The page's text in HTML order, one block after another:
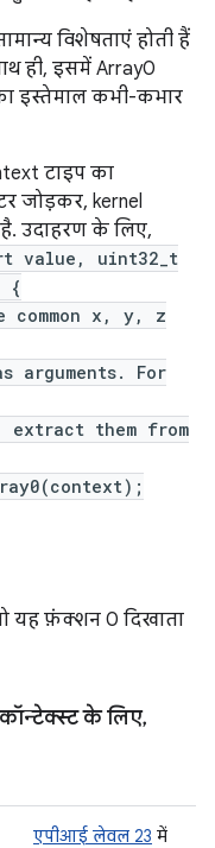
विशेषताएं होती हैं
ही, इसमें Array0
इस्तेमाल कभी-कभार
टाइप का
जोड़कर, kernel
उदाहरण के लिए,
value, uint32_t
{
x, y, z
For
them from
यह फ़ंक्शन 0 दिखाता
के लिए,
एपीआई लेवल 23 में